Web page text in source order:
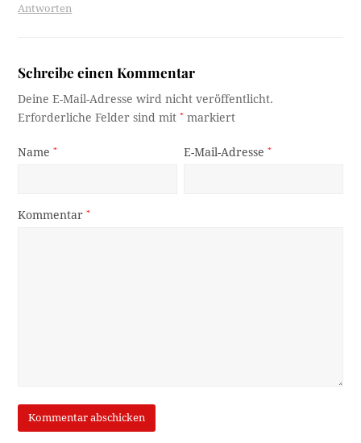
Antworten
Schreibe einen Kommentar
Deine E-Mail-Adresse wird nicht veröffentlicht.
Erforderliche Felder sind mit* markiert
Name* E-Mail-Adresse*
Kommentar*